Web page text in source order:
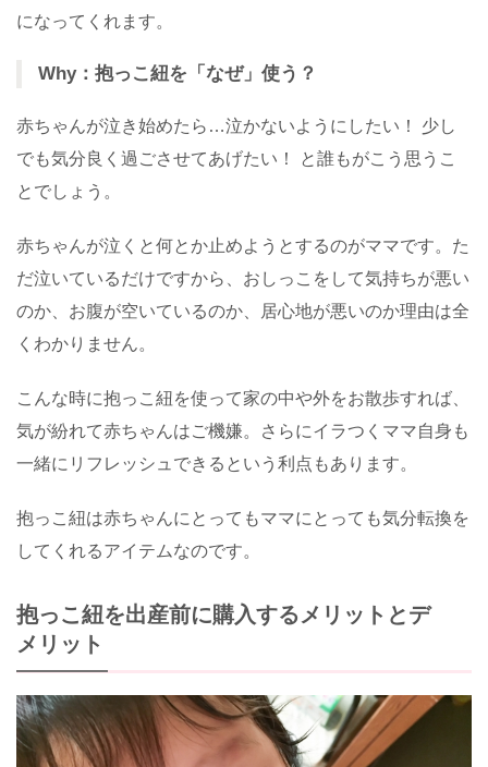
になってくれます。
Why：抱っこ紐を「なぜ」使う？
赤ちゃんが泣き始めたら…泣かないようにしたい！ 少し
でも気分良く過ごさせてあげたい！ と誰もがこう思うこ
とでしょう。
赤ちゃんが泣くと何とか止めようとするのがママです。た
だ泣いているだけですから、おしっこをして気持ちが悪い
のか、お腹が空いているのか、居心地が悪いのか理由は全
くわかりません。
こんな時に抱っこ紐を使って家の中や外をお散歩すれば、
気が紛れて赤ちゃんはご機嫌。さらにイラつくママ自身も
一緒にリフレッシュできるという利点もあります。
抱っこ紐は赤ちゃんにとってもママにとっても気分転換を
してくれるアイテムなのです。
抱っこ紐を出産前に購入するメリットとデ
メリット